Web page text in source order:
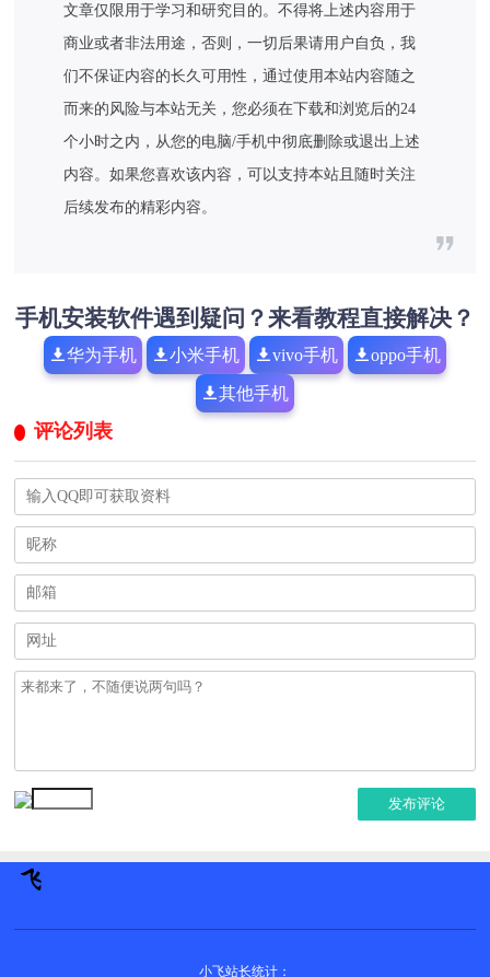
文章仅限用于学习和研究目的。不得将上述内容用于
商业或者非法用途，否则，一切后果请用户自负，我
们不保证内容的长久可用性，通过使用本站内容随之
而来的风险与本站无关，您必须在下载和浏览后的24
个小时之内，从您的电脑/手机中彻底删除或退出上述
内容。如果您喜欢该内容，可以支持本站且随时关注
后续发布的精彩内容。
手机安装软件遇到疑问？来看教程直接解决？
华为手机 小米手机 vivo手机 oppo手机
其他手机
评论列表
发布评论
小飞站长统计：